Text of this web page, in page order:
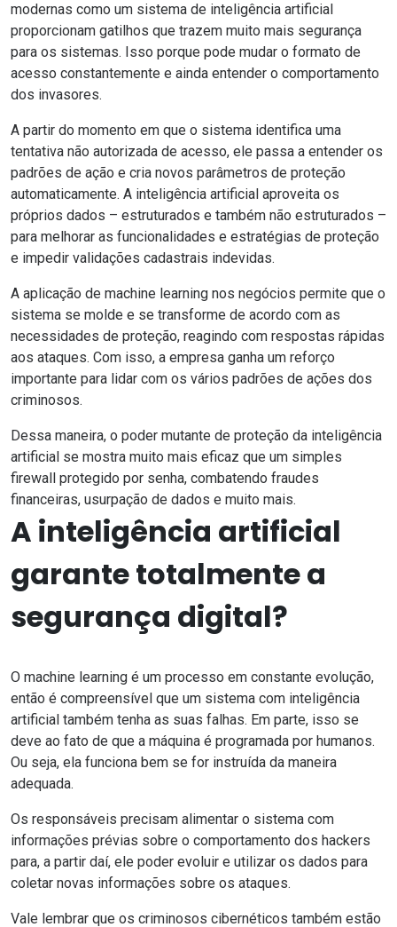
modernas como um sistema de inteligência artificial
proporcionam gatilhos que trazem muito mais segurança
para os sistemas. Isso porque pode mudar o formato de
acesso constantemente e ainda entender o comportamento
dos invasores.
A partir do momento em que o sistema identifica uma
tentativa não autorizada de acesso, ele passa a entender os
padrões de ação e cria novos parâmetros de proteção
automaticamente. A inteligência artificial aproveita os
próprios dados – estruturados e também não estruturados –
para melhorar as funcionalidades e estratégias de proteção
e impedir validações cadastrais indevidas.
A aplicação de machine learning nos negócios permite que o
sistema se molde e se transforme de acordo com as
necessidades de proteção, reagindo com respostas rápidas
aos ataques. Com isso, a empresa ganha um reforço
importante para lidar com os vários padrões de ações dos
criminosos.
Dessa maneira, o poder mutante de proteção da inteligência
artificial se mostra muito mais eficaz que um simples
firewall protegido por senha, combatendo fraudes
financeiras, usurpação de dados e muito mais.
A inteligência artificial
garante totalmente a
segurança digital?
O machine learning é um processo em constante evolução,
então é compreensível que um sistema com inteligência
artificial também tenha as suas falhas. Em parte, isso se
deve ao fato de que a máquina é programada por humanos.
Ou seja, ela funciona bem se for instruída da maneira
adequada.
Os responsáveis precisam alimentar o sistema com
informações prévias sobre o comportamento dos hackers
para, a partir daí, ele poder evoluir e utilizar os dados para
coletar novas informações sobre os ataques.
Vale lembrar que os criminosos cibernéticos também estão